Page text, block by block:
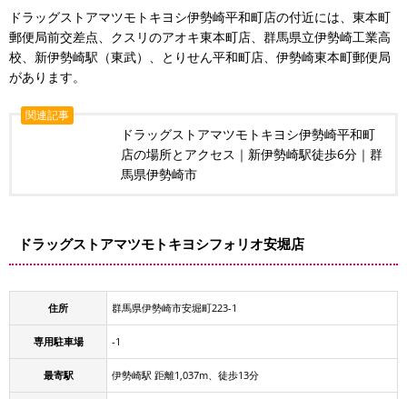
ドラッグストアマツモトキヨシ伊勢崎平和町店の付近には、東本町
郵便局前交差点、クスリのアオキ東本町店、群馬県立伊勢崎工業高
校、新伊勢崎駅（東武）、とりせん平和町店、伊勢崎東本町郵便局
があります。
関連記事
ドラッグストアマツモトキヨシ伊勢崎平和町
店の場所とアクセス｜新伊勢崎駅徒歩6分｜群
馬県伊勢崎市
ドラッグストアマツモトキヨシフォリオ安堀店
住所 群馬県伊勢崎市安堀町223-1
専用駐車場 -1
最寄駅 伊勢崎駅 距離1,037m、徒歩13分